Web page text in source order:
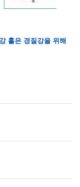
홀은 경질강을 위해